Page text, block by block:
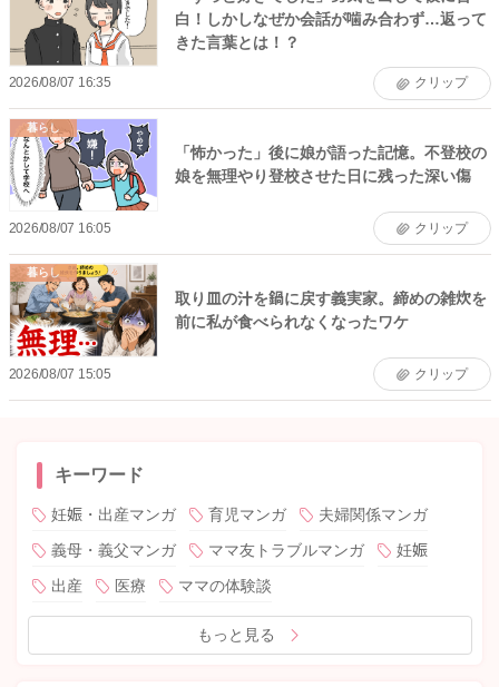
白！しかしなぜか会話が噛み合わず…返って
きた言葉とは！？
2026/08/07 16:35 クリップ
暮らし
「怖かった」後に娘が語った記憶。不登校の
娘を無理やり登校させた日に残った深い傷
2026/08/07 16:05 クリップ
暮らし
取り皿の汁を鍋に戻す義実家。締めの雑炊を
前に私が食べられなくなったワケ
2026/08/07 15:05 クリップ
キーワード
妊娠・出産マンガ 育児マンガ
夫婦関係マンガ
義母・義父マンガ
ママ友トラブルマンガ
妊娠
出産
医療 ママの体験談
もっと見る